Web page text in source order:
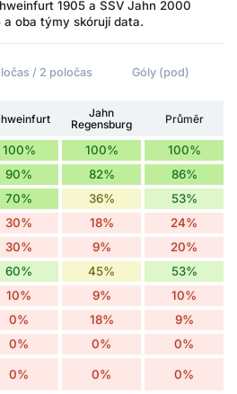
1905 a SSV Jahn 2000
a oba týmy skórují data.
/ 2 poločas Góly (pod)
Jahn
Regensburg
Průměr
100% 100% 100%
90% 82% 86%
70% 36% 53%
30% 18% 24%
30% 9% 20%
60% 45% 53%
10% 9% 10%
0% 18% 9%
0% 0% 0%
0% 0% 0%